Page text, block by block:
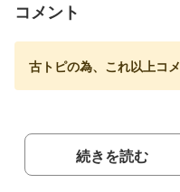
コメント
古トピの為、これ以上コ
続きを読む